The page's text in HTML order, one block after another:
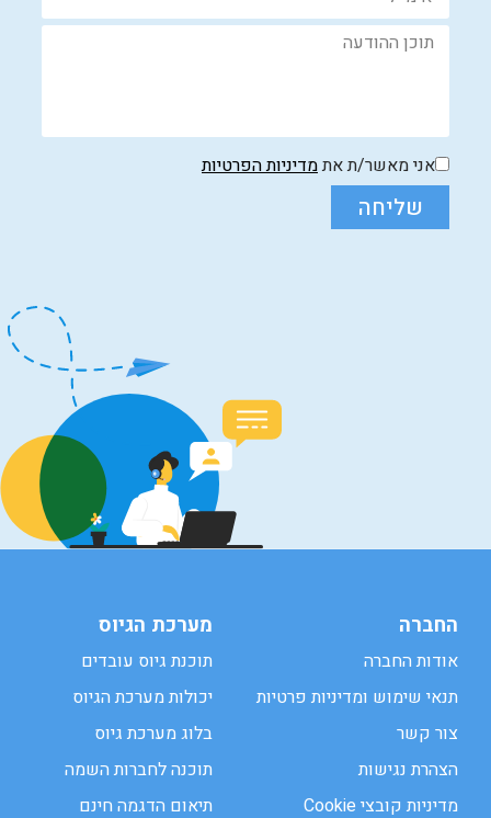
אני מאשר/ת אתמדיניות הפרטיות
שליחה
החברה
אודות החברה
תנאי שימוש ומדיניות פרטיות
צור קשר
הצהרת נגישות
מדיניות קובצי Cookie
מערכת הגיוס
תוכנת גיוס עובדים
יכולות מערכת הגיוס
בלוג מערכת גיוס
תוכנה לחברות השמה
תיאום הדגמה חינם